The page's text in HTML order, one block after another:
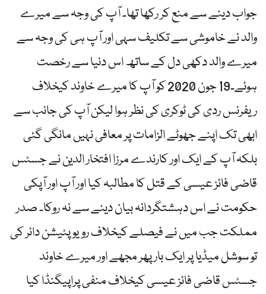
جواب دینے سے منع کر رکھا تھا۔ آپ کی وجہ سے میرے
والد نے خاموشی سے تکلیف سہی اور آپ ہی کی وجہ سے
میرے والد دکھی دل کے ساتھ اس دنیا سے رخصت
ہوئے۔19 جون 2020 کو آپ کا میرے خاوند کیخلاف
ریفرنس ردی کی ٹوکری کی نظر ہوا لیکن آپ کی جانب سے
ابھی تک اپنے جھوٹے الزامات پر معافی نہیں مانگی گئی
بلکہ آپ کے ایک اور کارندے مرزا افتخار الدین نے جسٹس
قاضی فائز عیسی کے قتل کا مطالبہ کیا اور آپ اور آپکی
حکومت نے اس دہشتگردانہ بیان دینے سے نہ روکا۔ صدر
مملکت جب میں نے فیصلے کیخلاف رویو پٹیشن دائر کی
تو سوشل میڈیا پر ایک بار پھر مجھے اور میرے خاوند
جسٹس قاضی فائز عیسی کیخلاف منفی پراپیگنڈا کیا